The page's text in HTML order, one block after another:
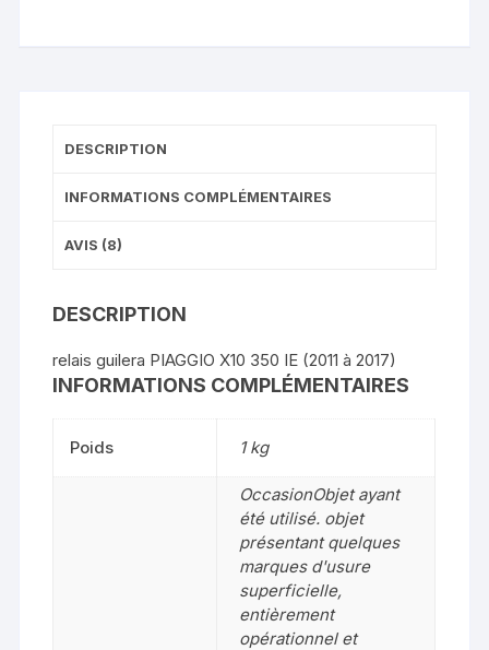
DESCRIPTION
INFORMATIONS COMPLÉMENTAIRES
AVIS (8)
DESCRIPTION
relais guilera PIAGGIO X10 350 IE (2011 à 2017)
INFORMATIONS COMPLÉMENTAIRES
Poids 1 kg
OccasionObjet ayant
été utilisé. objet
présentant quelques
marques d'usure
superficielle,
entièrement
opérationnel et